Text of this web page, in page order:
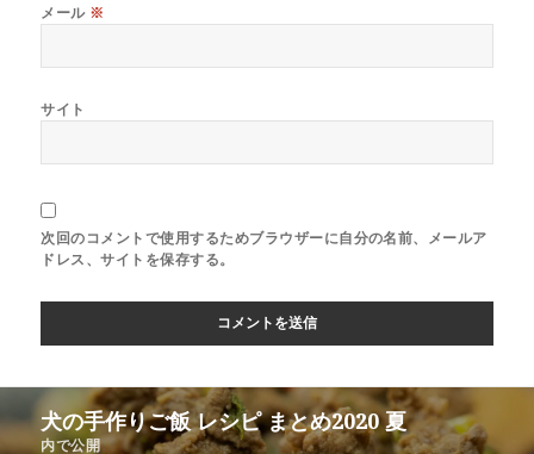
メール ※
サイト
次回のコメントで使用するためブラウザーに自分の名前、メールア
ドレス、サイトを保存する。
犬の手作りご飯 レシピ まとめ2020 夏
内で公開